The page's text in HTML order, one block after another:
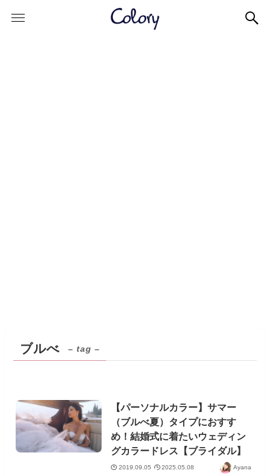
ブルべ – tag –
【パーソナルカラー】サマー
（ブルべ夏）タイプにおすす
め！結婚式に着たいウェディン
グカラードレス【ブライダル】
2019.09.05 2025.05.08 Ayana